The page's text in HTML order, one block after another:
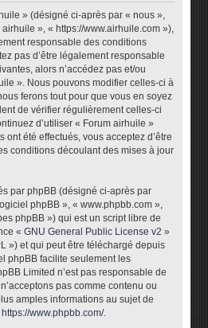
» (désigné ci-après par « nous »,
», « https://www.airhuile.com »),
responsable des conditions
pas d’être légalement responsable
alors n’accédez pas et/ou
». Nous pouvons modifier celles-ci à
ferons tout pour que vous en soyez
de vérifier régulièrement celles-ci
d’utiliser « Forum airhuile »
ont été effectués, vous acceptez d’être
conditions découlant des mises à jour
par phpBB (désigné ci-après par
phpBB », « www.phpbb.com »,
phpBB ») qui est un script libre de
«GNU General Public License v2 »
») et qui peut être téléchargé depuis
phpBB facilite seulement les
Limited n’est pas responsable de
pas comme contenu ou
amples informations au sujet de
https://www.phpbb.com/.